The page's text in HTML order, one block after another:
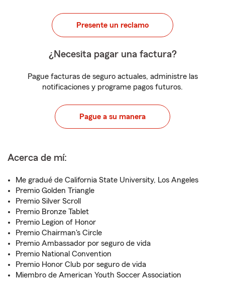
Presente un reclamo
¿Necesita pagar una factura?
Pague facturas de seguro actuales, administre las
notificaciones y programe pagos futuros.
Pague a su manera
Acerca de mí:
Me gradué de California State University, Los Angeles
Premio Golden Triangle
Premio Silver Scroll
Premio Bronze Tablet
Premio Legion of Honor
Premio Chairman's Circle
Premio Ambassador por seguro de vida
Premio National Convention
Premio Honor Club por seguro de vida
Miembro de American Youth Soccer Association